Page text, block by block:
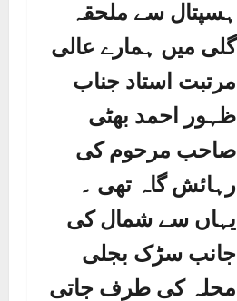
ہسپتال سے ملحقہ
گلی میں ہمارے عالی
مرتبت استاد جناب
ظہور احمد بھٹی
صاحب مرحوم کی
رہائش گاہ تھی ۔
یہاں سے شمال کی
جانب سڑک بجلی
محلہ کی طرف جاتی